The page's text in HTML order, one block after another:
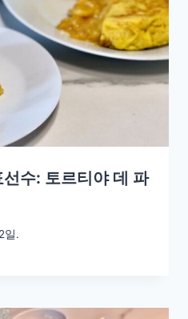
수: 토르티야 데 파
일.